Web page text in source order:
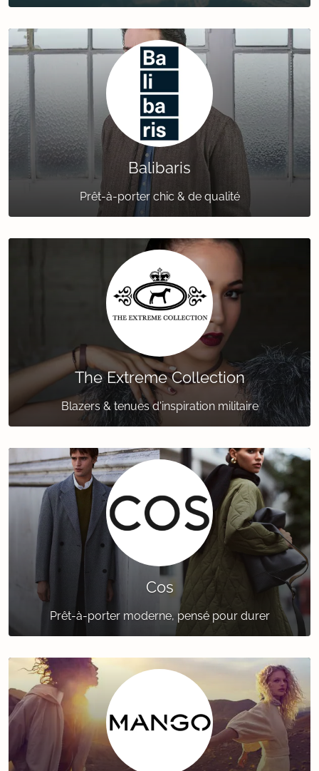
Balibaris
Prêt-à-porter chic & de qualité
The Extreme Collection
Blazers & tenues d'inspiration militaire
Cos
Prêt-à-porter moderne, pensé pour durer